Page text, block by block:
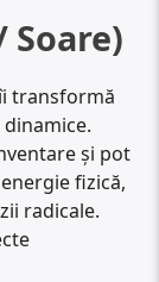
Soare)
transformă
și pot
fizică,
radicale.